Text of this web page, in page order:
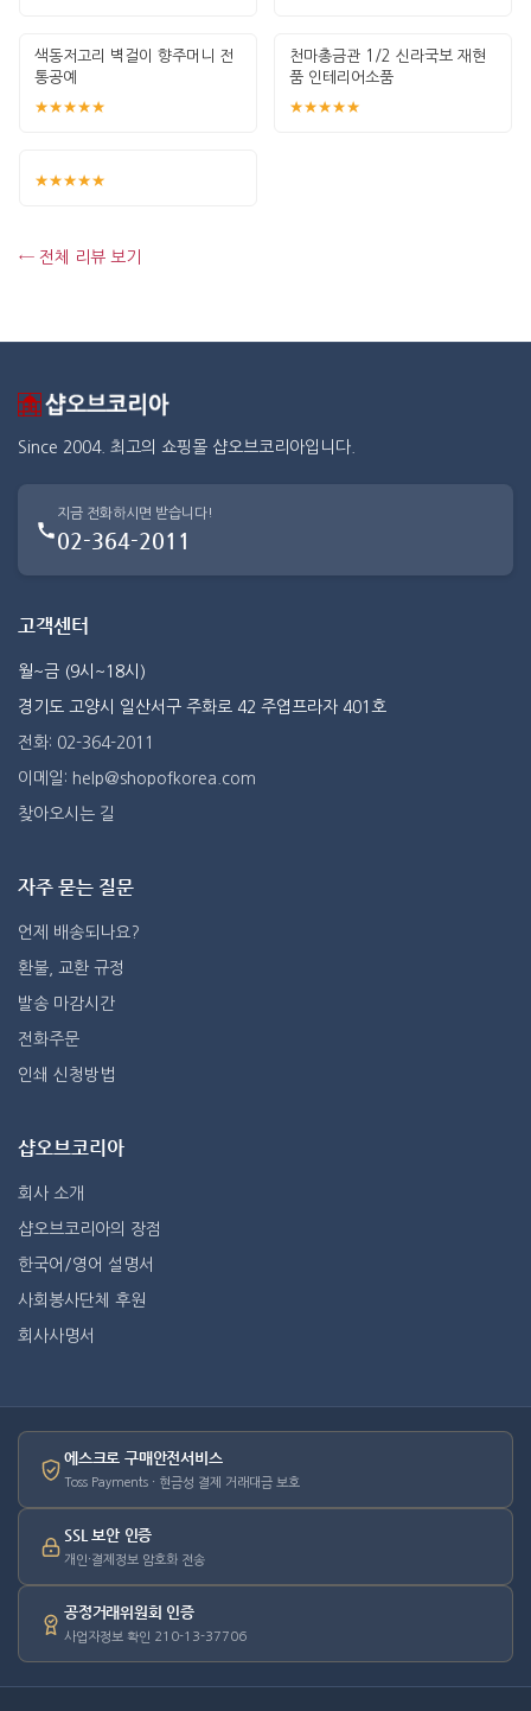
색동저고리 벽걸이 향주머니 전
통공예
★★★★★
천마총금관 1/2 신라국보 재현
품 인테리어소품
★★★★★
★★★★★
← 전체 리뷰 보기
Since 2004. 최고의 쇼핑몰 샵오브코리아입니다.
지금 전화하시면 받습니다!
02-364-2011
고객센터
월~금 (9시~18시)
경기도 고양시 일산서구 주화로 42 주엽프라자 401호
전화: 02-364-2011
이메일: help@shopofkorea.com
찾아오시는 길
자주 묻는 질문
언제 배송되나요?
환불, 교환 규정
발송 마감시간
전화주문
인쇄 신청방법
샵오브코리아
회사 소개
샵오브코리아의 장점
한국어/영어 설명서
사회봉사단체 후원
회사사명서
에스크로 구매안전서비스
Toss Payments · 현금성 결제 거래대금 보호
SSL 보안 인증
개인·결제정보 암호화 전송
공정거래위원회 인증
사업자정보 확인 210-13-37706